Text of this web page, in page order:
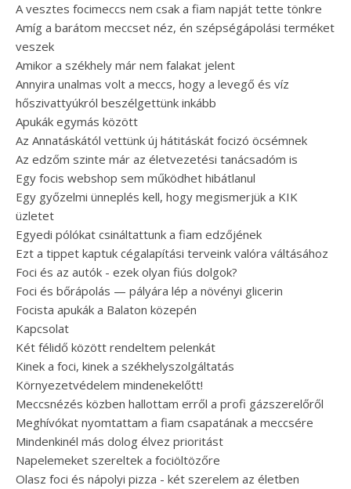
A vesztes focimeccs nem csak a fiam napját tette tönkre
Amíg a barátom meccset néz, én szépségápolási terméket
veszek
Amikor a székhely már nem falakat jelent
Annyira unalmas volt a meccs, hogy a levegő és víz
hőszivattyúkról beszélgettünk inkább
Apukák egymás között
Az Annatáskától vettünk új hátitáskát focizó öcsémnek
Az edzőm szinte már az életvezetési tanácsadóm is
Egy focis webshop sem működhet hibátlanul
Egy győzelmi ünneplés kell, hogy megismerjük a KIK
üzletet
Egyedi pólókat csináltattunk a fiam edzőjének
Ezt a tippet kaptuk cégalapítási terveink valóra váltásához
Foci és az autók - ezek olyan fiús dolgok?
Foci és bőrápolás — pályára lép a növényi glicerin
Focista apukák a Balaton közepén
Kapcsolat
Két félidő között rendeltem pelenkát
Kinek a foci, kinek a székhelyszolgáltatás
Környezetvédelem mindenekelőtt!
Meccsnézés közben hallottam erről a profi gázszerelőről
Meghívókat nyomtattam a fiam csapatának a meccsére
Mindenkinél más dolog élvez prioritást
Napelemeket szereltek a fociöltözőre
Olasz foci és nápolyi pizza - két szerelem az életben